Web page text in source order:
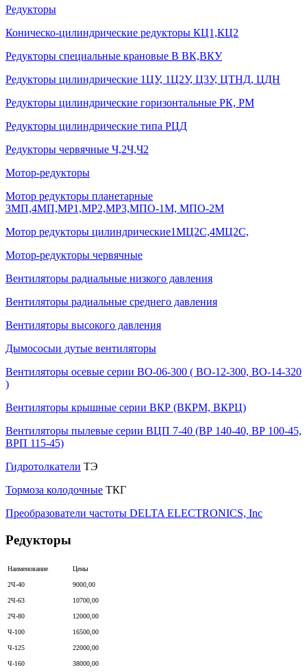
Редукторы
Коническо-цилиндрические редукторы КЦ1,КЦ2
Редукторы специальные крановые В ВК,ВКУ
Редукторы цилиндрические 1ЦУ, 1Ц2У, Ц3У, ЦТНД, ЦДН
Редукторы цилиндрические горизонтальные РК, РМ
Редукторы цилиндрические типа РЦД
Редукторы червячные Ч,2Ч,Ч2
Мотор-редукторы
Мотор редукторы планетарные
3МП,4МП,МР1,МР2,МР3,МПО-1М, МПО-2М
Мотор редукторы цилиндрические1МЦ2С,4МЦ2С,
Мотор-редукторы червячные
Вентиляторы радиальные низкого давления
Вентиляторы радиальные среднего давления
Вентиляторы высокого давления
Дымососыи дутые вентиляторы
Вентиляторы осевые серии ВО-06-300 ( ВО-12-300, ВО-14-320
)
Вентиляторы крышные серии ВКР (ВКРМ, ВКРЦ)
Вентиляторы пылевые серии ВЦП 7-40 (ВР 140-40, ВР 100-45,
ВРП 115-45)
Гидротолкатели ТЭ
Тормоза колодочные ТКГ
Преобразователи частоты DELTA ELECTRONICS, Inc
Редукторы
Наименование Цены
2Ч-40 9000,00
2Ч-63 10700,00
2Ч-80 12000,00
Ч-100 16500,00
Ч-125 22000,00
Ч-160 38000,00